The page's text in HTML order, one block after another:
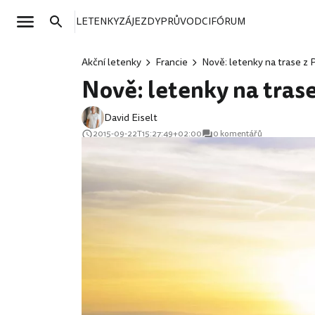
LETENKYZÁJEZDYPRŮVODCIFÓRUM
Akční letenky Francie Nově: letenky na trase z
Nově: letenky na
David Eiselt
2015-09-22T15:27:49+02:00 0 komentářů